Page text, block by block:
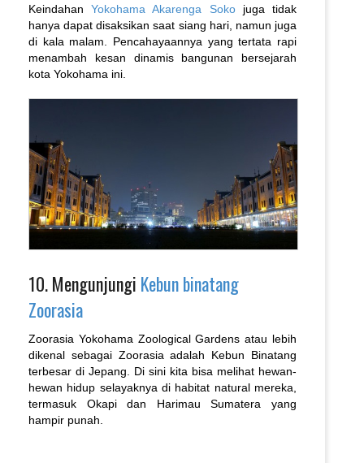
KeindahanYokohama Akarenga Sokojuga tidak
hanya dapat disaksikan saat siang hari, namun juga
di kala malam. Pencahayaannya yang tertata rapi
menambah kesan dinamis bangunan bersejarah
kota Yokohama ini.
10. Mengunjungi Kebun binatang
Zoorasia
Zoorasia Yokohama Zoological Gardens atau lebih
dikenal sebagai Zoorasia adalah Kebun Binatang
terbesar di Jepang. Di sini kita bisa melihat hewan-
hewan hidup selayaknya di habitat natural mereka,
termasuk Okapi dan Harimau Sumatera yang
hampir punah.